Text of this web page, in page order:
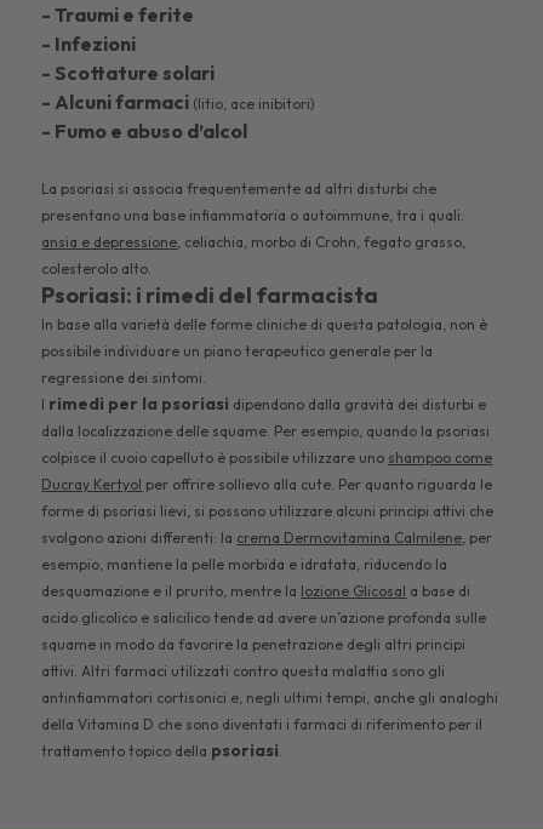
- Traumi e ferite
- Infezioni
- Scottature solari
- Alcuni farmaci (litio, ace inibitori)
- Fumo e abuso d’alcol
La psoriasi si associa frequentemente ad altri disturbi che
presentano una base infiammatoria o autoimmune, tra i quali:
ansia e depressione, celiachia, morbo di Crohn, fegato grasso,
colesterolo alto.
Psoriasi: i rimedi del farmacista
In base alla varietà delle forme cliniche di questa patologia, non è
possibile individuare un piano terapeutico generale per la
regressione dei sintomi.
I rimedi per la psoriasi dipendono dalla gravità dei disturbi e
dalla localizzazione delle squame. Per esempio, quando la psoriasi
colpisce il cuoio capelluto è possibile utilizzare uno shampoo come
Ducray Kertyol per offrire sollievo alla cute. Per quanto riguarda le
forme di psoriasi lievi, si possono utilizzare alcuni principi attivi che
svolgono azioni differenti: la crema Dermovitamina Calmilene, per
esempio, mantiene la pelle morbida e idratata, riducendo la
desquamazione e il prurito, mentre la lozione Glicosal a base di
acido glicolico e salicilico tende ad avere un’azione profonda sulle
squame in modo da favorire la penetrazione degli altri principi
attivi. Altri farmaci utilizzati contro questa malattia sono gli
antinfiammatori cortisonici e, negli ultimi tempi, anche gli analoghi
della Vitamina D che sono diventati i farmaci di riferimento per il
trattamento topico della psoriasi.